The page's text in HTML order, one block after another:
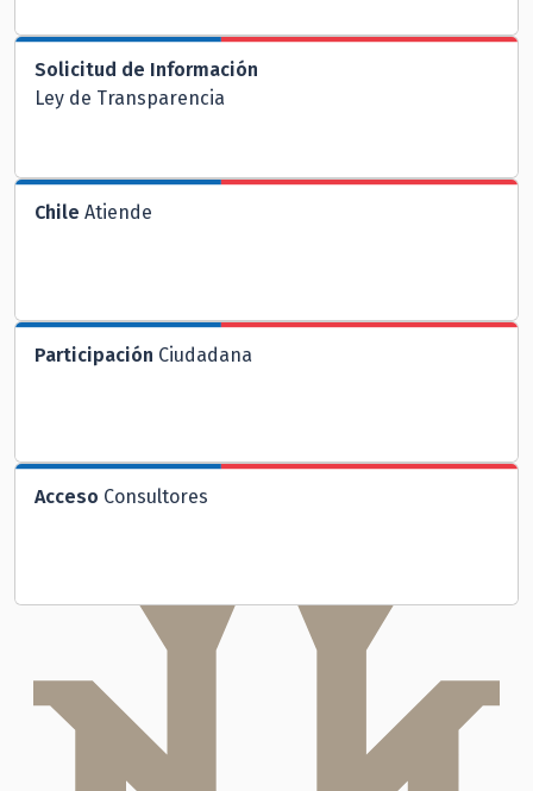
Solicitud de Información
Ley de Transparencia
Chile Atiende
Participación Ciudadana
Acceso Consultores